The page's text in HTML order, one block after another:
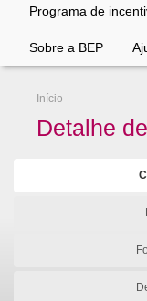
Programa de
Sobre a BEP
Início
Detalhe